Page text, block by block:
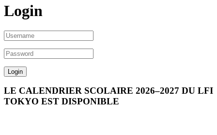
Login
LE CALENDRIER SCOLAIRE 2026–2027 DU LFI
TOKYO EST DISPONIBLE